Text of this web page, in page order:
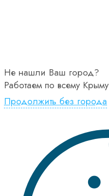
Не нашли Ваш город?
Работаем по всему Крыму
Продолжить без города